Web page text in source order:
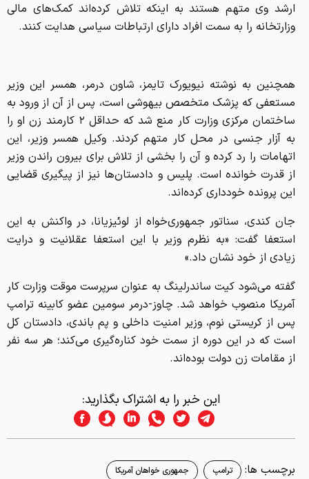
ارشد وی متهم هستند به اینکه تلاش کرده‌اند کمک‌های مالی
وزارتخانه را به سمت افراد دارای ارتباطات سیاسی هدایت کنند.
همچنین به نوشته نیویورک تایمز، شاون درمر، همسر این وزیر
مستعفی که پزشک متخصص بیهوشی است، پس از آن از ورود به
ساختمان مرکزی وزارت کار منع شد که حداقل ۲ کارمند زن او را
به آزار جنسی در محل کار متهم کردند. وکیل همسر وزیر، این
اتهامات را رد کرده و آن را بخشی از تلاش برای بیرون راندن وزیر
از قدرت خوانده است. پلیس و دادستان‌ها نیز از پیگیری قضایی
این پرونده خودداری کرده‌اند.
جان کندی، سناتور جمهوری‌خواه از لوئیزیانا، در واکنش به این
استعفا گفت: «به نظرم وزیر با این استعفا عقلانیت و درایت
زیادی از خود نشان داد.»
گفته می‌شود کیت ساندرلینگ به عنوان سرپرست موقت وزارت کار
آمریکا منصوب خواهد شد. چاوز-درمر سومین عضو کابینه ترامپ
پس از کریستی نوم، وزیر امنیت داخلی و پم باندی، دادستان کل
است که در این دوره از سمت خود کناره‌گیری می‌کند؛ هر سه نفر
از مقامات زن دولت بوده‌اند.
این خبر را به اشتراک بگذارید:
برچسب ها: ترامپ جمهوری خواهان آمریکا